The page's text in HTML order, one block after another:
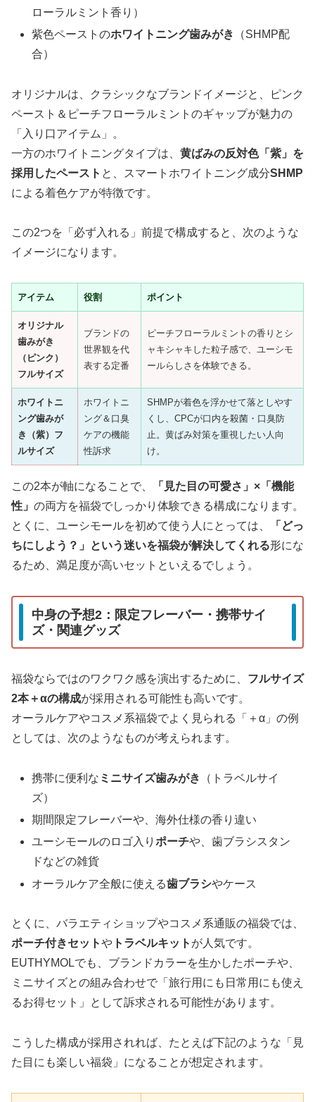
ローラルミント香り）
紫色ペーストのホワイトニング歯みがき
（SHMP配
合）
オリジナルは、クラシックなブランドイメージと、ピンク
ペースト＆ピーチフローラルミントのギャップが魅力の
「入り口アイテム」。
一方のホワイトニングタイプは、 黄ばみの反対色「紫」を
採用したペースト と、スマートホワイトニング成分SHMP
による着色ケアが特徴です。
この2つを「必ず入れる」前提で構成すると、次のような
イメージになります。
アイテム 役割 ポイント
オリジナル
歯みがき
（ピンク）
フルサイズ
ブランドの
世界観を代
表する定番
ピーチフローラルミントの香りとシ
ャキシャキした粒子感で、ユーシモ
ールらしさを体験できる。
ホワイトニ
ング歯みが
き（紫）フ
ルサイズ
ホワイトニ
ング＆口臭
ケアの機能
性訴求
SHMPが着色を浮かせて落としやす
くし、CPCが口内を殺菌・口臭防
止。黄ばみ対策を重視したい人向
け。
この2本が軸になることで、
「見た目の可愛さ」×「機能
性」 の両方を福袋でしっかり体験できる構成になります。
とくに、ユーシモールを初めて使う人にとっては、
「どっ
ちにしよう？」という迷いを福袋が解決してくれる形にな
るため、満足度が高いセットといえるでしょう。
中身の予想2：限定フレーバー・携帯サイ
ズ・関連グッズ
福袋ならではのワクワク感を演出するために、 フルサイズ
2本＋αの構成が採用される可能性も高いです。
オーラルケアやコスメ系福袋でよく見られる「＋α」の例
としては、次のようなものが考えられます。
携帯に便利な ミニサイズ歯みがき
（トラベルサイ
ズ）
期間限定フレーバーや、海外仕様の香り違い
ユーシモールのロゴ入りポーチや、歯ブラシスタン
ドなどの雑貨
オーラルケア全般に使える歯ブラシやケース
とくに、バラエティショップやコスメ系通販の福袋では、
ポーチ付きセットや トラベルキット が人気です。
EUTHYMOLでも、ブランドカラーを生かしたポーチや、
ミニサイズとの組み合わせで「旅行用にも日常用にも使え
るお得セット」として訴求される可能性があります。
こうした構成が採用されれば、たとえば下記のような「見
た目にも楽しい福袋」になることが想定されます。